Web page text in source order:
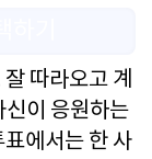
따라오고 계
신이 응원하는
에서는 한 사